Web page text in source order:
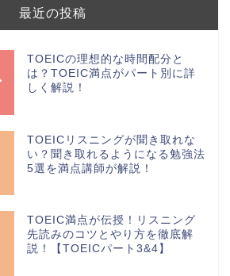
最近の投稿
TOEICの理想的な時間配分と
は？TOEIC満点がパート別に詳
しく解説！
TOEICリスニングが聞き取れな
い？聞き取れるようになる勉強法
5選を満点講師が解説！
TOEIC満点が伝授！リスニング
先読みのコツとやり方を徹底解
説！【TOEICパート3&4】